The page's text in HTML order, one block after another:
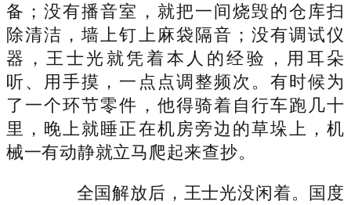
备；没有播音室，就把一间烧毁的仓库扫
除清洁，墙上钉上麻袋隔音；没有调试仪
器，王士光就凭着本人的经验，用耳朵
听、用手摸，一点点调整频次。有时候为
了一个环节零件，他得骑着自行车跑几十
里，晚上就睡正在机房旁边的草垛上，机
械一有动静就立马爬起来查抄。
全国解放后，王士光没闲着。国度